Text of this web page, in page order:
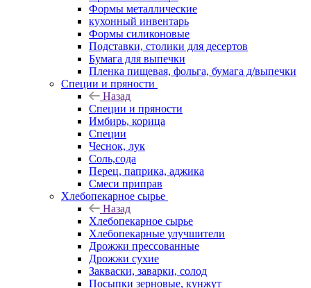
Формы металлические
кухонный инвентарь
Формы силиконовые
Подставки, столики для десертов
Бумага для выпечки
Пленка пищевая, фольга, бумага д/выпечки
Специи и пряности
Назад
Специи и пряности
Имбирь, корица
Специи
Чеснок, лук
Соль,сода
Перец, паприка, аджика
Смеси приправ
Хлебопекарное сырье
Назад
Хлебопекарное сырье
Хлебопекарные улучшители
Дрожжи прессованные
Дрожжи сухие
Закваски, заварки, солод
Посыпки зерновые, кунжут